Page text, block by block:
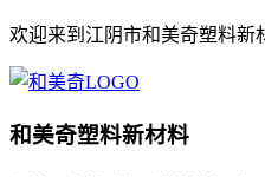
欢迎来到江阴市和美奇塑料新
和美奇塑料新材料